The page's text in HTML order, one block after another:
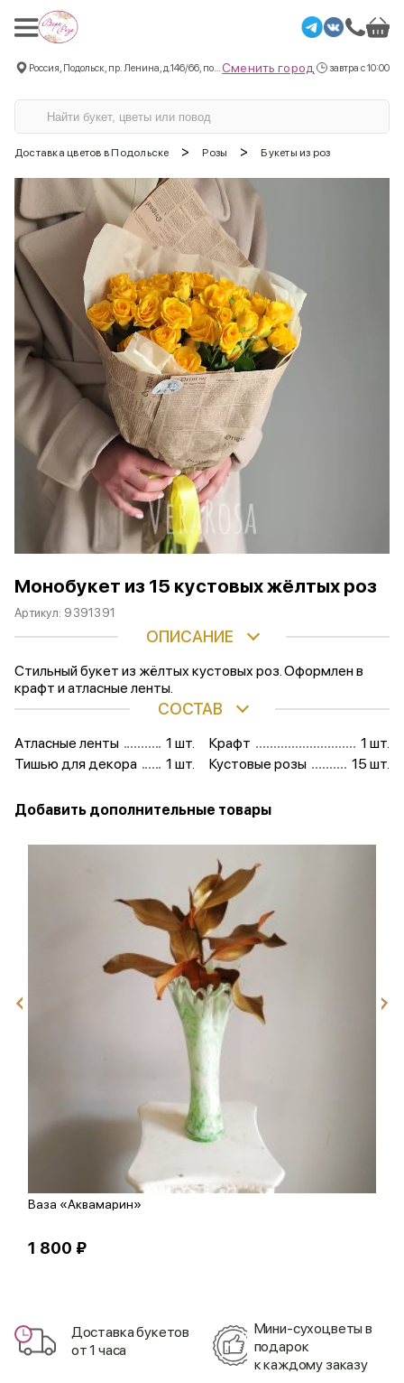
Сменить город завтра с 10:00
Доставка цветов в Подольске > Розы > Букеты из роз
Монобукет из 15 кустовых жёлтых роз
Артикул: 9391391
ОПИСАНИЕ
Стильный букет из жёлтых кустовых роз. Оформлен в
крафт и атласные ленты.
СОСТАВ
Атласные ленты
1 шт.
Тишью для декора
1 шт.
Крафт
1 шт.
Кустовые розы
15 шт.
Добавить дополнительные товары
Ваза «Аквамарин»
1 800 ₽
Доставка букетов
от 1 часа
Мини-сухоцветы в
подарок
к каждому заказу